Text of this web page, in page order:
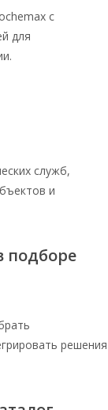
с
для
служб,
и
подборе
решения